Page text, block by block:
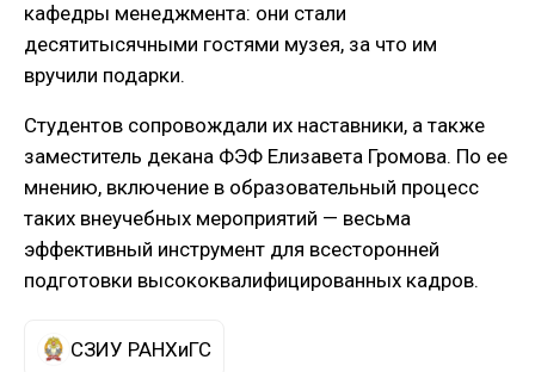
кафедры менеджмента: они стали
десятитысячными гостями музея, за что им
вручили подарки.
Студентов сопровождали их наставники, а также
заместитель декана ФЭФ Елизавета Громова. По ее
мнению, включение в образовательный процесс
таких внеучебных мероприятий — весьма
эффективный инструмент для всесторонней
подготовки высококвалифицированных кадров.
СЗИУ РАНХиГС